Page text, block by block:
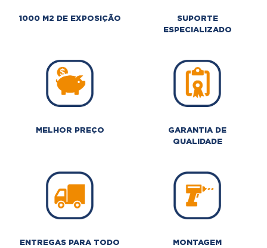
1000 M2 DE EXPOSIÇÃO
SUPORTE
ESPECIALIZADO
MELHOR PREÇO
GARANTIA DE
QUALIDADE
ENTREGAS PARA TODO
MONTAGEM